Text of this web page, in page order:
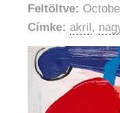
Feltöltve:
Címke: akril,